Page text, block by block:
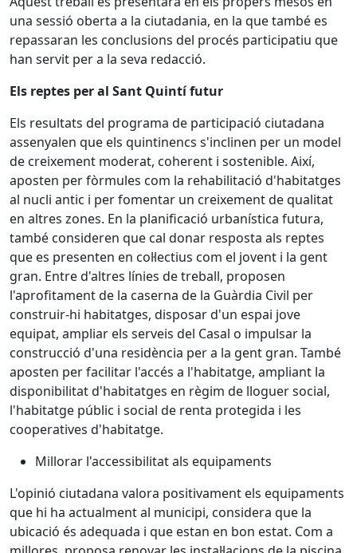
una sessió oberta a la ciutadania, en la que també es
repassaran les conclusions del procés participatiu que
han servit per a la seva redacció.
Els reptes per al Sant Quintí futur
Els resultats del programa de participació ciutadana
assenyalen que els quintinencs s'inclinen per un model
de creixement moderat, coherent i sostenible. Així,
aposten per fòrmules com la rehabilitació d'habitatges
al nucli antic i per fomentar un creixement de qualitat
en altres zones. En la planificació urbanística futura,
també consideren que cal donar resposta als reptes
que es presenten en col·lectius com el jovent i la gent
gran. Entre d'altres línies de treball, proposen
l'aprofitament de la caserna de la Guàrdia Civil per
construir-hi habitatges, disposar d'un espai jove
equipat, ampliar els serveis del Casal o impulsar la
construcció d'una residència per a la gent gran. També
aposten per facilitar l'accés a l'habitatge, ampliant la
disponibilitat d'habitatges en règim de lloguer social,
l'habitatge públic i social de renta protegida i les
cooperatives d'habitatge.
Millorar l'accessibilitat als equipaments
L'opinió ciutadana valora positivament els equipaments
que hi ha actualment al municipi, considera que la
ubicació és adequada i que estan en bon estat. Com a